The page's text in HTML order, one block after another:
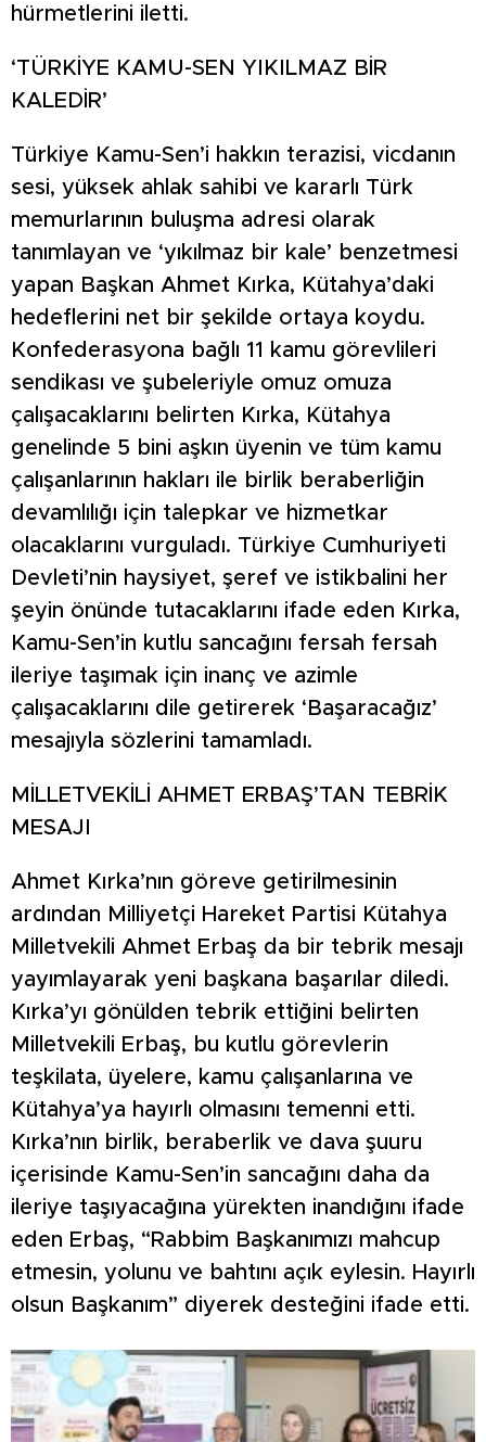
hürmetlerini iletti.
‘TÜRKİYE KAMU-SEN YIKILMAZ BİR
KALEDİR’
Türkiye Kamu-Sen’i hakkın terazisi, vicdanın
sesi, yüksek ahlak sahibi ve kararlı Türk
memurlarının buluşma adresi olarak
tanımlayan ve ‘yıkılmaz bir kale’ benzetmesi
yapan Başkan Ahmet Kırka, Kütahya’daki
hedeflerini net bir şekilde ortaya koydu.
Konfederasyona bağlı 11 kamu görevlileri
sendikası ve şubeleriyle omuz omuza
çalışacaklarını belirten Kırka, Kütahya
genelinde 5 bini aşkın üyenin ve tüm kamu
çalışanlarının hakları ile birlik beraberliğin
devamlılığı için talepkar ve hizmetkar
olacaklarını vurguladı. Türkiye Cumhuriyeti
Devleti’nin haysiyet, şeref ve istikbalini her
şeyin önünde tutacaklarını ifade eden Kırka,
Kamu-Sen’in kutlu sancağını fersah fersah
ileriye taşımak için inanç ve azimle
çalışacaklarını dile getirerek ‘Başaracağız’
mesajıyla sözlerini tamamladı.
MİLLETVEKİLİ AHMET ERBAŞ’TAN TEBRİK
MESAJI
Ahmet Kırka’nın göreve getirilmesinin
ardından Milliyetçi Hareket Partisi Kütahya
Milletvekili Ahmet Erbaş da bir tebrik mesajı
yayımlayarak yeni başkana başarılar diledi.
Kırka’yı gönülden tebrik ettiğini belirten
Milletvekili Erbaş, bu kutlu görevlerin
teşkilata, üyelere, kamu çalışanlarına ve
Kütahya’ya hayırlı olmasını temenni etti.
Kırka’nın birlik, beraberlik ve dava şuuru
içerisinde Kamu-Sen’in sancağını daha da
ileriye taşıyacağına yürekten inandığını ifade
eden Erbaş, “Rabbim Başkanımızı mahcup
etmesin, yolunu ve bahtını açık eylesin. Hayırlı
olsun Başkanım” diyerek desteğini ifade etti.